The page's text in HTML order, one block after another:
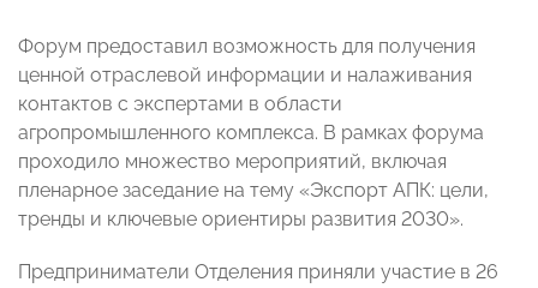
Форум предоставил возможность для получения
ценной отраслевой информации и налаживания
контактов с экспертами в области
агропромышленного комплекса. В рамках форума
проходило множество мероприятий, включая
пленарное заседание на тему «Экспорт АПК: цели,
тренды и ключевые ориентиры развития 2030».
Предприниматели Отделения приняли участие в 26